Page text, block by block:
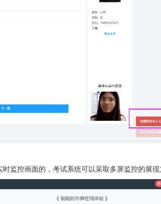
监控画面的，考试系统可以采取多屏监控的展